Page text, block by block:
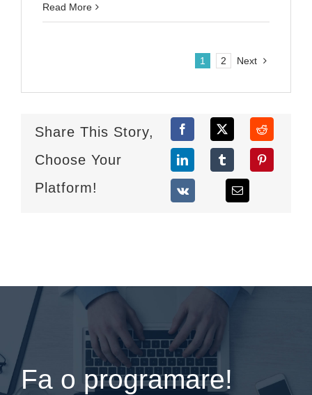
Read More
1 2 Next
Share This Story,
Choose Your
Platform!
Fa o programare!